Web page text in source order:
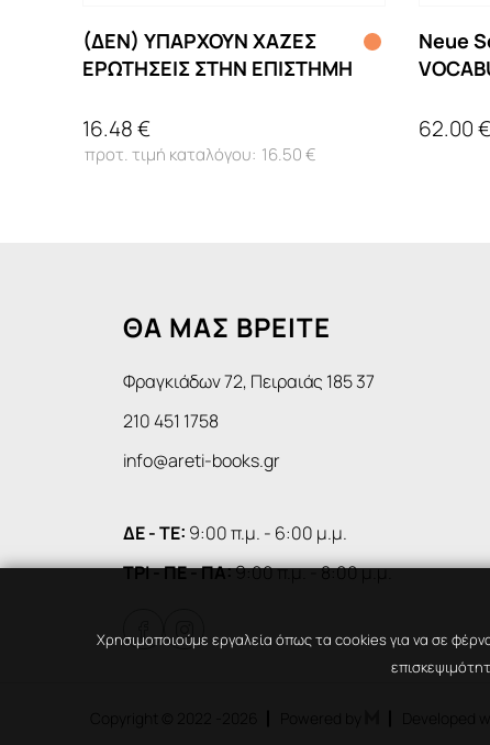
(ΔΕΝ) ΥΠΑΡΧΟΥΝ ΧΑΖΕΣ
ΕΡΩΤΗΣΕΙΣ ΣΤΗΝ ΕΠΙΣΤΗΜΗ
16.48 €
16.50 €
Neue
62.00 €
ΘΑ ΜΑΣ ΒΡΕΙΤΕ
Φραγκιάδων 72, Πειραιάς 185 37
210 451 1758
info@areti-books.gr
ΔΕ - ΤΕ: 9:00 π.μ. - 6:00 μ.μ.
ΤΡΙ - ΠΕ - ΠΑ:9:00 π.μ. - 8:00 μ.μ.
Χρησιμοποιούμε εργαλεία όπως τα cookies για να σε